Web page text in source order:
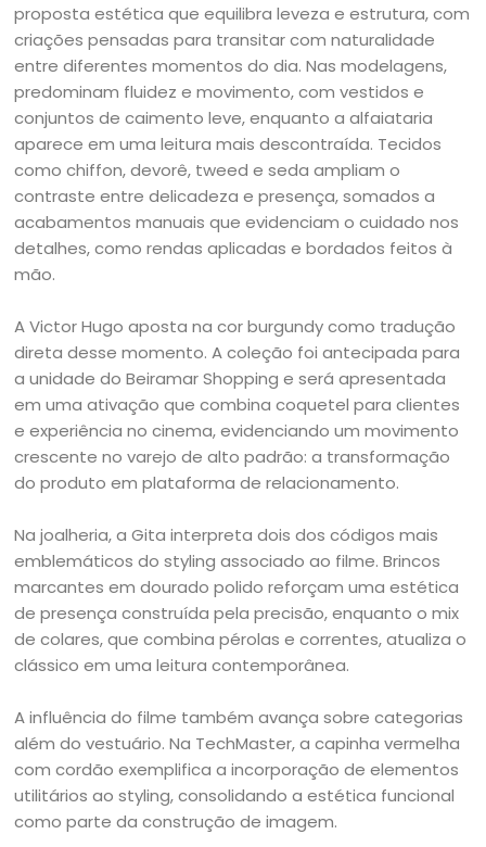
proposta estética que equilibra leveza e estrutura, com
criações pensadas para transitar com naturalidade
entre diferentes momentos do dia. Nas modelagens,
predominam fluidez e movimento, com vestidos e
conjuntos de caimento leve, enquanto a alfaiataria
aparece em uma leitura mais descontraída. Tecidos
como chiffon, devorê, tweed e seda ampliam o
contraste entre delicadeza e presença, somados a
acabamentos manuais que evidenciam o cuidado nos
detalhes, como rendas aplicadas e bordados feitos à
mão.
A Victor Hugo aposta na cor burgundy como tradução
direta desse momento. A coleção foi antecipada para
a unidade do Beiramar Shopping e será apresentada
em uma ativação que combina coquetel para clientes
e experiência no cinema, evidenciando um movimento
crescente no varejo de alto padrão: a transformação
do produto em plataforma de relacionamento.
Na joalheria, a Gita interpreta dois dos códigos mais
emblemáticos do styling associado ao filme. Brincos
marcantes em dourado polido reforçam uma estética
de presença construída pela precisão, enquanto o mix
de colares, que combina pérolas e correntes, atualiza o
clássico em uma leitura contemporânea.
A influência do filme também avança sobre categorias
além do vestuário. Na TechMaster, a capinha vermelha
com cordão exemplifica a incorporação de elementos
utilitários ao styling, consolidando a estética funcional
como parte da construção de imagem.